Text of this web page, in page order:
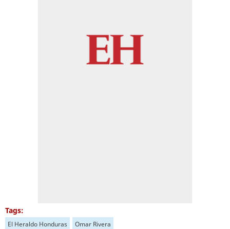
Tags:
El Heraldo Honduras Omar Rivera